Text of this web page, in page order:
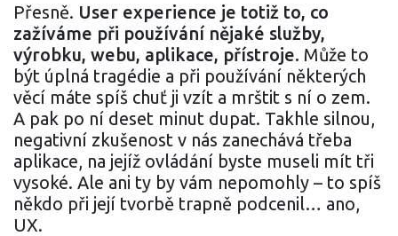
Přesně. User experience je totiž to, co
zažíváme při používání nějaké služby,
výrobku, webu, aplikace, přístroje. Může to
být úplná tragédie a při používání některých
věcí máte spíš chuť ji vzít a mrštit s ní o zem.
A pak po ní deset minut dupat. Takhle silnou,
negativní zkušenost v nás zanechává třeba
aplikace, na jejíž ovládání byste museli mít tři
vysoké. Ale ani ty by vám nepomohly – to spíš
někdo při její tvorbě trapně podcenil… ano,
UX.